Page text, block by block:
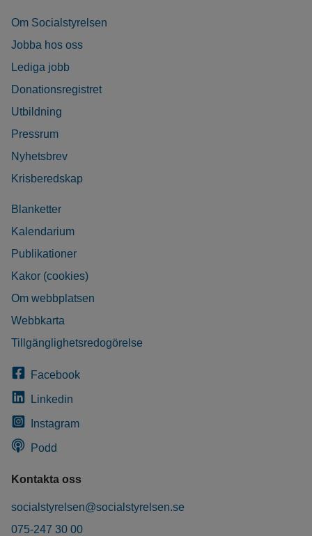
Om Socialstyrelsen
Jobba hos oss
Lediga jobb
Donationsregistret
Utbildning
Pressrum
Nyhetsbrev
Krisberedskap
Blanketter
Kalendarium
Publikationer
Kakor (cookies)
Om webbplatsen
Webbkarta
Tillgänglighetsredogörelse
Facebook
Linkedin
Instagram
Podd
Kontakta oss
socialstyrelsen@socialstyrelsen.se
075-247 30 00